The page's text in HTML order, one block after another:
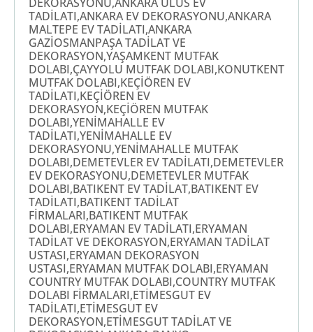
TADİLATI,ANKARA EV DEKORASYONU,ANKARA
MALTEPE EV TADİLATI,ANKARA
GAZİOSMANPAŞA TADİLAT VE
DEKORASYON,YAŞAMKENT MUTFAK
DOLABI,ÇAYYOLU MUTFAK DOLABI,KONUTKENT
MUTFAK DOLABI,KEÇİÖREN EV
TADİLATI,KEÇİÖREN EV
DEKORASYON,KEÇİÖREN MUTFAK
DOLABI,YENİMAHALLE EV
TADİLATI,YENİMAHALLE EV
DEKORASYONU,YENİMAHALLE MUTFAK
DOLABI,DEMETEVLER EV TADİLATI,DEMETEVLER
EV DEKORASYONU,DEMETEVLER MUTFAK
DOLABI,BATIKENT EV TADİLAT,BATIKENT EV
TADİLATI,BATIKENT TADİLAT
FİRMALARI,BATIKENT MUTFAK
DOLABI,ERYAMAN EV TADİLATI,ERYAMAN
TADİLAT VE DEKORASYON,ERYAMAN TADİLAT
USTASI,ERYAMAN DEKORASYON
USTASI,ERYAMAN MUTFAK DOLABI,ERYAMAN
COUNTRY MUTFAK DOLABI,COUNTRY MUTFAK
DOLABI FİRMALARI,ETİMESGUT EV
TADİLATI,ETİMESGUT EV
DEKORASYON,ETİMESGUT TADİLAT VE